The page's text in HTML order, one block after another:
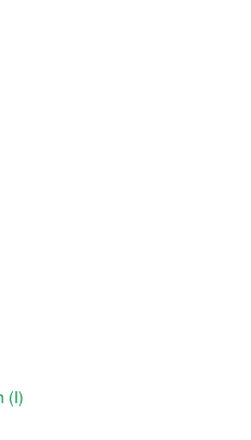
(I)